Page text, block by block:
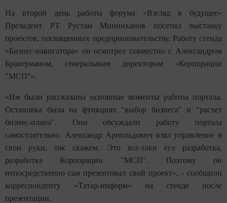
На второй день работы форума «Взгляд в будущее»
Президент РТ Рустам Минниханов посетил выставку
проектов, посвященных предпринимательству. Работу стенда
«Бизнес-навигатора» он осмотрел совместно с Александром
Браверманом, генеральным директором «Корпорации
"МСП"».
«Им были рассказаны основные моменты работы портала.
Остановка была на функциях "выбор бизнеса" и "расчет
бизнес-плана". Они обсуждали работу портала
самостоятельно. Александр Арнольдович взял управление в
свои руки, так скажем. Это все-таки его разработка,
разработка Корпорации "МСП". Поэтому он
непосредственно сам презентовал свой проект», - сообщили
корреспонденту «Татар-информ» на стенде после
презентации.